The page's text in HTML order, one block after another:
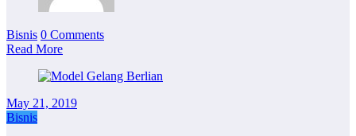
Bisnis 0 Comments
Read More
May 21, 2019
Bisnis